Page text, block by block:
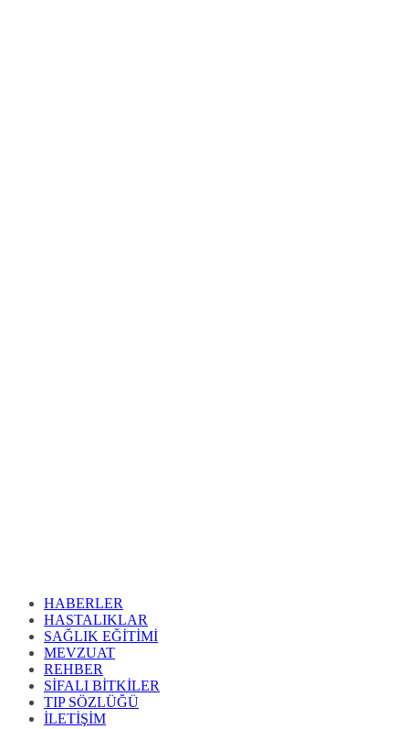
HABERLER
HASTALIKLAR
SAĞLIK EĞİTİMİ
MEVZUAT
REHBER
SİFALI BİTKİLER
TIP SÖZLÜĞÜ
İLETİŞİM